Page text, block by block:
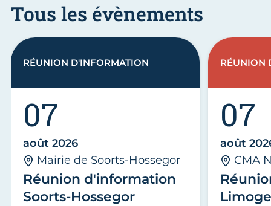
Tous les évènements
Réunion d'information
Soorts-Hossegor
07
août 2026
Mairie de Soorts-Hossegor
RÉUNION D'INFORMATION
07
août
CMA
RÉUNION